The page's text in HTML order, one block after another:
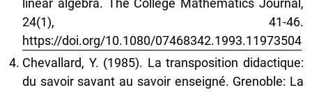
linear algebra. The College Mathematics Journal,
24(1), 41-46.
https://doi.org/10.1080/07468342.1993.11973504
Chevallard, Y. (1985). La transposition didactique:
du savoir savant au savoir enseigné. Grenoble: La